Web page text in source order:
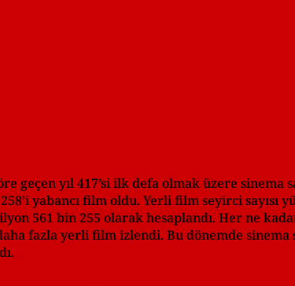
geçen yıl 417’si ilk defa olmak üzere
yabancı film oldu. Yerli film seyirci sayısı
561 bin 255 olarak hesaplandı. Her ne
fazla yerli film izlendi. Bu dönemde